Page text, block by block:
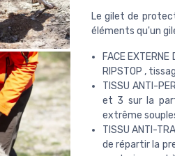
Le gilet de
éléments qu'un
FACE
RIPSTOP ,
TISSU ANTI-
et 3 sur la
extrême
TISSU ANTI-
de répartir la